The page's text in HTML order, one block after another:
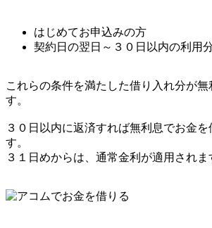
はじめてお申込みの方
契約日の翌日～３０日以内の利用
これらの条件を満たした借り入れ分が無
す。
３０日以内に返済すれば無利息でお金を
す。
３１日めからは、通常金利が適用されま